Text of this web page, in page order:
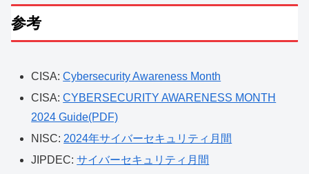
参考
CISA:Cybersecurity Awareness Month
CISA:CYBERSECURITY AWARENESS MONTH
2024 Guide(PDF)
NISC: 2024年サイバーセキュリティ月間
JIPDEC:サイバーセキュリティ月間